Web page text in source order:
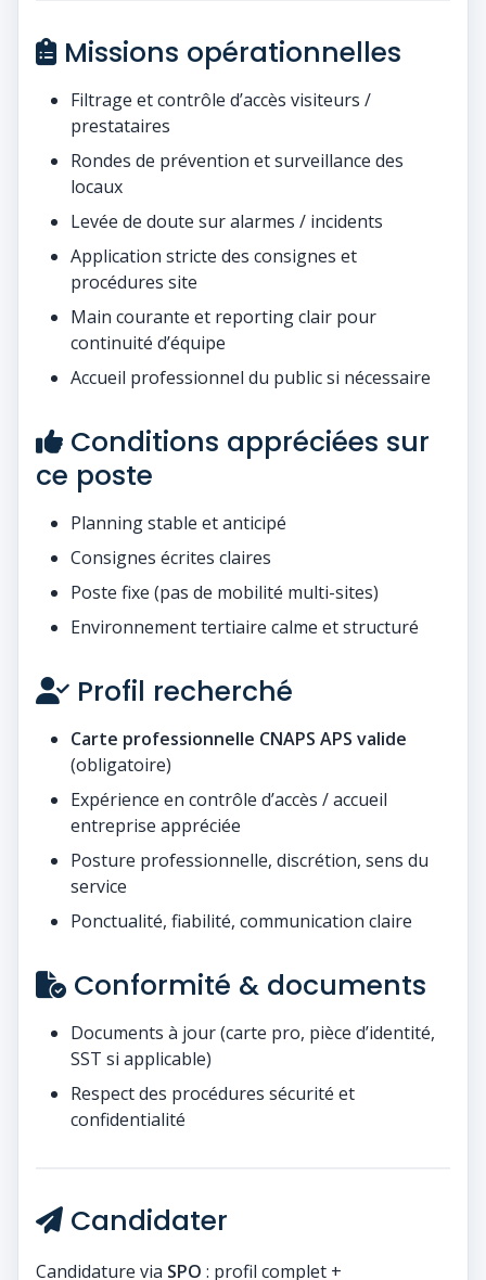
Missions opérationnelles
Filtrage et contrôle d’accès visiteurs /
prestataires
Rondes de prévention et surveillance des
locaux
Levée de doute sur alarmes / incidents
Application stricte des consignes et
procédures site
Main courante et reporting clair pour
continuité d’équipe
Accueil professionnel du public si nécessaire
Conditions appréciées sur
ce poste
Planning stable et anticipé
Consignes écrites claires
Poste fixe (pas de mobilité multi-sites)
Environnement tertiaire calme et structuré
Profil recherché
Carte professionnelle CNAPS APS valide
(obligatoire)
Expérience en contrôle d’accès / accueil
entreprise appréciée
Posture professionnelle, discrétion, sens du
service
Ponctualité, fiabilité, communication claire
Conformité & documents
Documents à jour (carte pro, pièce d’identité,
SST si applicable)
Respect des procédures sécurité et
confidentialité
Candidater
Candidature via SPO : profil complet +